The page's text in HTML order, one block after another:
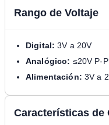
Rango de Voltaje
Digital: 3V a 20V
Analógico: ≤20V P-P
Alimentación: 3V a
Características de